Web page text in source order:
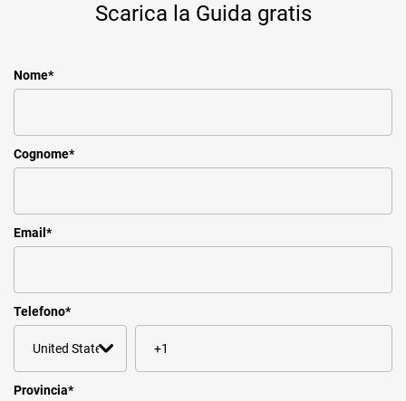
Scarica la Guida gratis
Nome*
Cognome*
Email *
Telefono*
Provincia*